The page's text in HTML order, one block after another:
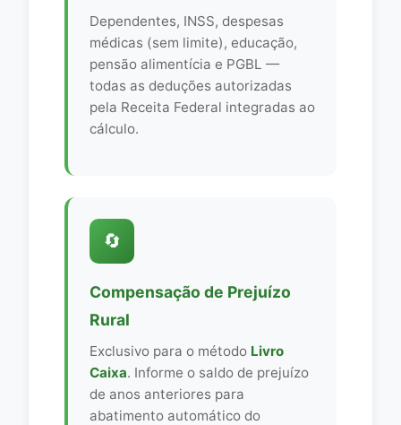
Dependentes, INSS, despesas
médicas (sem limite), educação,
pensão alimentícia e PGBL —
todas as deduções autorizadas
pela Receita Federal integradas ao
cálculo.
🔄
Compensação de Prejuízo
Rural
Exclusivo para o método Livro
Caixa. Informe o saldo de prejuízo
de anos anteriores para
abatimento automático do